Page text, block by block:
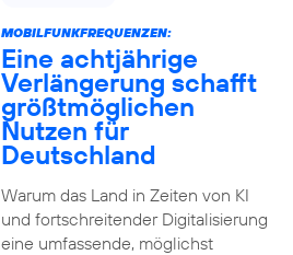
MOBILFUNKFREQUENZEN:
Eine achtjährige
Verlängerung schafft
größtmöglichen
Nutzen für
Deutschland
Warum das Land in Zeiten von KI
und fortschreitender Digitalisierung
eine umfassende, möglichst